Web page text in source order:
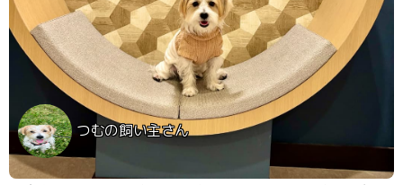
つむの飼い主さん